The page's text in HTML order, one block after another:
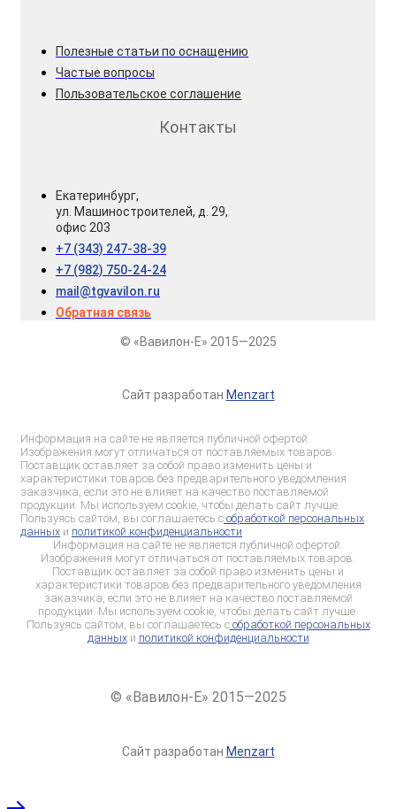
Полезные статьи по оснащению
Частые вопросы
Пользовательское соглашение
Контакты
Екатеринбург,
ул. Машиностроителей, д. 29,
офис 203
+7 (343) 247-38-39
+7 (982) 750-24-24
mail@tgvavilon.ru
Обратная связь
© «Вавилон-Е» 2015—2025
Сайт разработан Menzart
Информация на сайте не является публичной офертой.
Изображения могут отличаться от поставляемых товаров.
Поставщик оставляет за собой право изменить цены и
характеристики товаров без предварительного уведомления
заказчика, если это не влияет на качество поставляемой
продукции. Мы используем cookie, чтобы делать сайт лучше.
Пользуясь сайтом, вы соглашаетесь с обработкой персональных
данных и политикой конфиденциальности
Информация на сайте не является публичной офертой.
Изображения могут отличаться от поставляемых товаров.
Поставщик оставляет за собой право изменить цены и
характеристики товаров без предварительного уведомления
заказчика, если это не влияет на качество поставляемой
продукции. Мы используем cookie, чтобы делать сайт лучше.
Пользуясь сайтом, вы соглашаетесь собработкой персональных
данныхи политикой конфиденциальности
© «Вавилон-Е» 2015—2025
Сайт разработан Menzart